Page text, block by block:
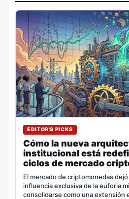
EDITOR'S PICKS
Cómo la nueva
institucional está
ciclos de mercado
El mercado de criptomonedas
influencia exclusiva de la euforia
consolidarse como una extensión